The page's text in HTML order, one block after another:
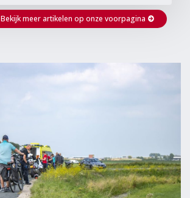
Bekijk meer artikelen op onze voorpagina